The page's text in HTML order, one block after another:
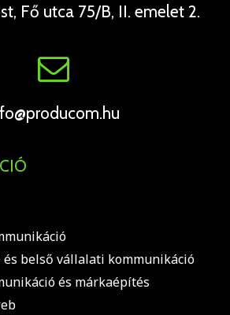
Fő utca 75/B, II. emelet 2.
belső vállalati kommunikáció
és márkaépítés